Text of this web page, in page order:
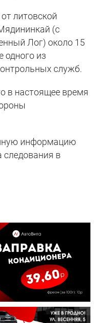
литовской
(с
Лог) около 15
одного из
служб.
в настоящее время
информацию
в